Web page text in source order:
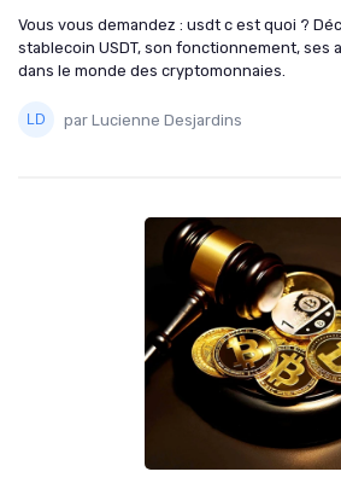
Vous vous demandez : usdt c est quoi ?
stablecoin USDT, son fonctionnement, ses
dans le monde des cryptomonnaies.
par Lucienne Desjardins